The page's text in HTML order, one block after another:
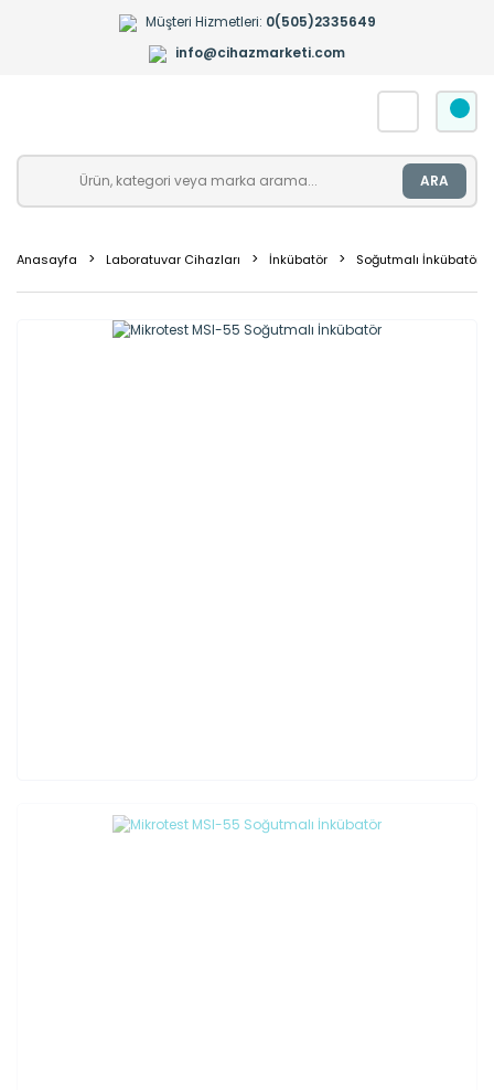
Müşteri Hizmetleri: 0(505)2335649
info@cihazmarketi.com
ARA
Anasayfa Laboratuvar Cihazları İnkübatör Soğutmalı İnkübatör